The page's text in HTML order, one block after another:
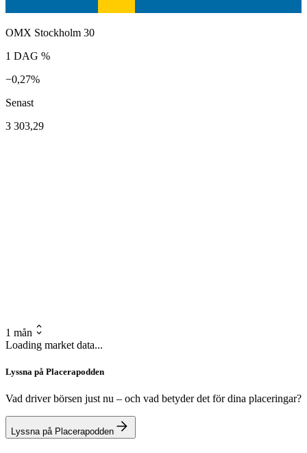
OMX Stockholm 30
1 DAG %
−0,27%
Senast
3 303,29
1 mån
Loading market data...
Lyssna på Placerapodden
Vad driver börsen just nu – och vad betyder det för dina placeringar?
Lyssna på Placerapodden